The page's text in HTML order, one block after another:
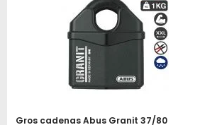
Gros cadenas Abus Granit 37/80